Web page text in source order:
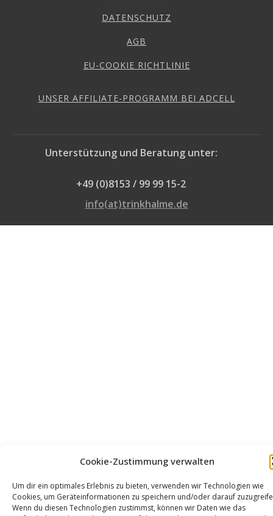
Cookie-Zustimmung verwalten
Um dir ein optimales Erlebnis zu bieten, verwenden wir Technologien wie
Cookies, um Geräteinformationen zu speichern und/oder darauf
Wenn du diesen Technologien zustimmst, können wir Daten wie das
DATENSCHUTZ
AGB
EU-COOKIE RICHTLINIE
UNSER AFFILIATE-PROGRAMM BEI ADCELL
Unterstützung und Beratung unter:
+49 (0)8153 / 99 99 15-2
info(at)trinkhalme.de